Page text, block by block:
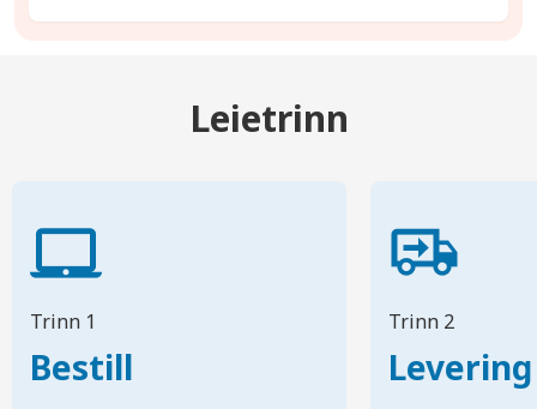
Leietrinn
Trinn 1
Bestill
Trinn 2
Levering